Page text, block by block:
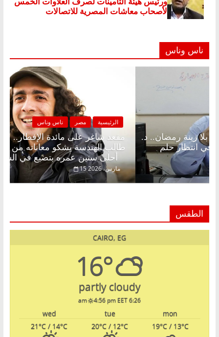
ناس وناس
الرئيسية
مقعد
طالب
أحلى سنين عمره بتضيع في السجن
15 مارس، 2026
ناس وناس
شاغر على الإفطار وبلكونة بلا زينة رمضان.. د.
فاروق خبير اقتصادي في انتظار حلم
2026
الطقس
CAIRO, EG
16°
partly cloudy
6:26 am
4:56 pm EET
mon
tue
wed
19°C/ 13°C
20°C / 12°C
21°C / 14°C